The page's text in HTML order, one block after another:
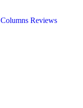
Columns Reviews